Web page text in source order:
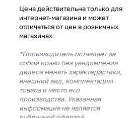
Цена действительна только для
интернет-магазина и может
отличаться от цен в розничных
магазинах
*Производитель оставляет за
собой право без уведомления
дилера менять характеристики,
внешний вид, комплектацию
товара и место его
производства. Указанная
информация не является
% будут
с вашей карты